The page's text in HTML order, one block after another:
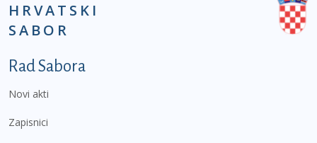
HRVATSKI
SABOR
Podnožje prvi izbornik
Rad Sabora
Novi akti
Zapisnici